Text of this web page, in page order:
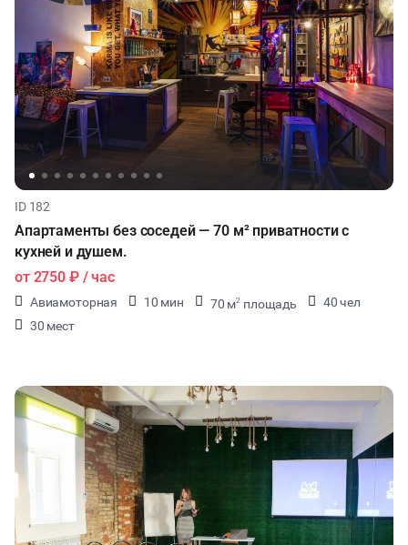
ID 182
Апартаменты без соседей — 70 м² приватности с
кухней и душем.
от 2750 ₽/ час
Авиамоторная 10 мин 70 м2 площадь
40 чел
30 мест